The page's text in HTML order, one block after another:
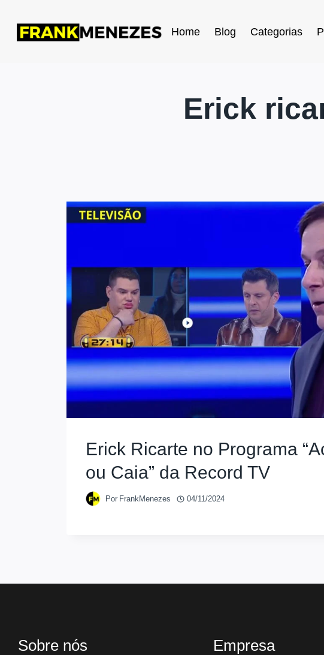
Home Blog Categorias
Erick
Erick Ricarte no Programa
ou Caia” da Record TV
Por FrankMenezes 04/11/2024
Sobre nós Empresa